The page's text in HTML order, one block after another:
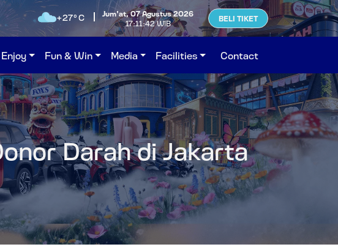
+27°C
Jum'at, 07 Agustus 2026
17:11:43 WIB
BELI TIKET
Enjoy Fun & Win Media Facilities Contact
Darah di Jakarta